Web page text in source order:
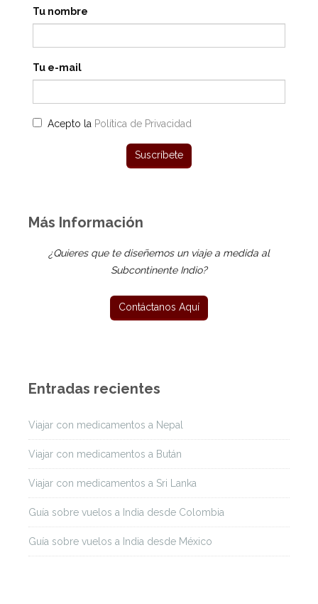
Tu nombre
Tu e-mail
Acepto la Política de Privacidad
Más Información
¿Quieres que te diseñemos un viaje a medida al
Subcontinente Indio?
Entradas recientes
Viajar con medicamentos a Nepal
Viajar con medicamentos a Bután
Viajar con medicamentos a Sri Lanka
Guía sobre vuelos a India desde Colombia
Guía sobre vuelos a India desde México